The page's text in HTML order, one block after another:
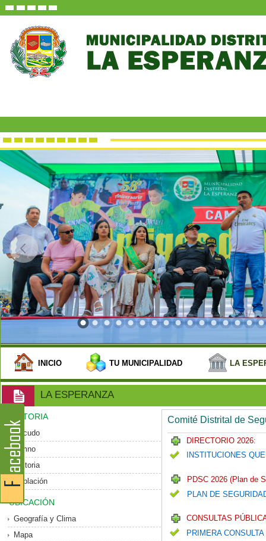
INICIO TU MUNICIPALIDAD LA
LA ESPERANZA
HISTORIA
Escudo
Himno
Historia
Población
UBICACIÓN
Geografía y Clima
Mapa
Comité Distrital de
DIRECTORIO 2026:
INSTITUCIONES
PDSC 2026 (Plan de
PLAN DE
CONSULTAS
PRIMERA